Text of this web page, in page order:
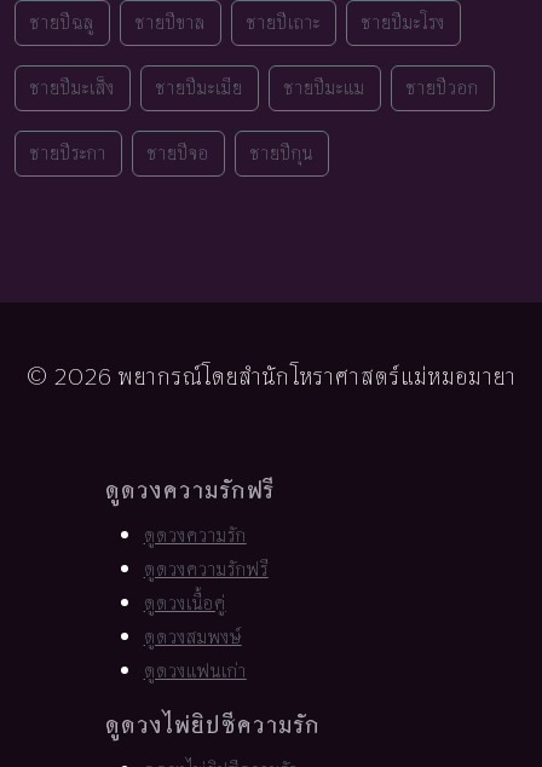
ชายปีฉลู ชายปีขาล ชายปีเถาะ ชายปีมะโรง
ชายปีมะเส็ง ชายปีมะเมีย ชายปีมะแม ชายปีวอก
ชายปีระกา ชายปีจอ ชายปีกุน
© 2026 พยากรณ์โดยสำนักโหราศาสตร์แม่หมอมายา
ดูดวงความรักฟรี
ดูดวงความรัก
ดูดวงความรักฟรี
ดูดวงเนื้อคู่
ดูดวงสมพงษ์
ดูดวงแฟนเก่า
ดูดวงไพ่ยิปซีความรัก